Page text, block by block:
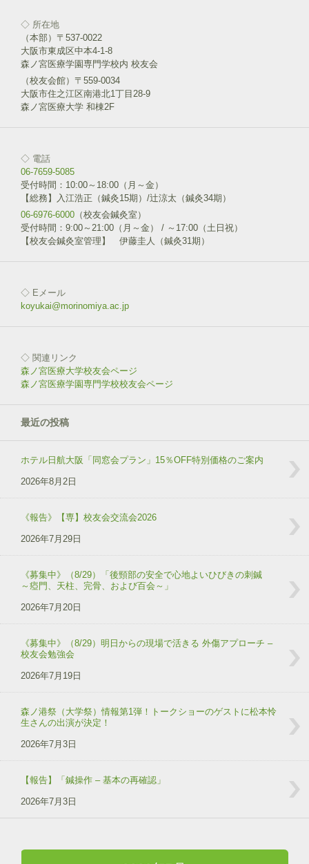
◇ 所在地
（本部）〒537-0022
大阪市東成区中本4-1-8
森ノ宮医療学園専門学校内 校友会
（校友会館）〒559-0034
大阪市住之江区南港北1丁目28-9
森ノ宮医療大学 和棟2F
◇ 電話
06-7659-5085
受付時間：10:00～18:00（月～金）
【総務】入江浩正（鍼灸15期）/辻涼太（鍼灸34期）
06-6976-6000 （校友会鍼灸室）
受付時間：9:00～21:00（月～金） / ～17:00（土日祝）
【校友会鍼灸室管理】 伊藤圭人（鍼灸31期）
◇ Eメール
koyukai@morinomiya.ac.jp
◇ 関連リンク
森ノ宮医療大学校友会ページ
森ノ宮医療学園専門学校校友会ページ
最近の投稿
ホテル日航大阪「同窓会プラン」15％OFF特別価格のご案内
2026年8月2日
《報告》【専】校友会交流会2026
2026年7月29日
《募集中》（8/29）「後頸部の安全で心地よいひびきの刺鍼
～瘂門、天柱、完骨、および百会～」
2026年7月20日
《募集中》（8/29）明日からの現場で活きる 外傷アプローチ –
校友会勉強会
2026年7月19日
森ノ港祭（大学祭）情報第1弾！トークショーのゲストに松本怜
生さんの出演が決定！
2026年7月3日
【報告】「鍼操作 – 基本の再確認」
2026年7月3日